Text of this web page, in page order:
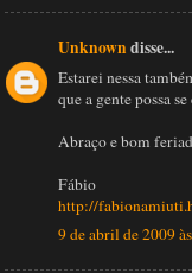
Unknown disse...
Estarei nessa
que a gente possa
Abraço e bom
Fábio
http://
9 de abril de 2009